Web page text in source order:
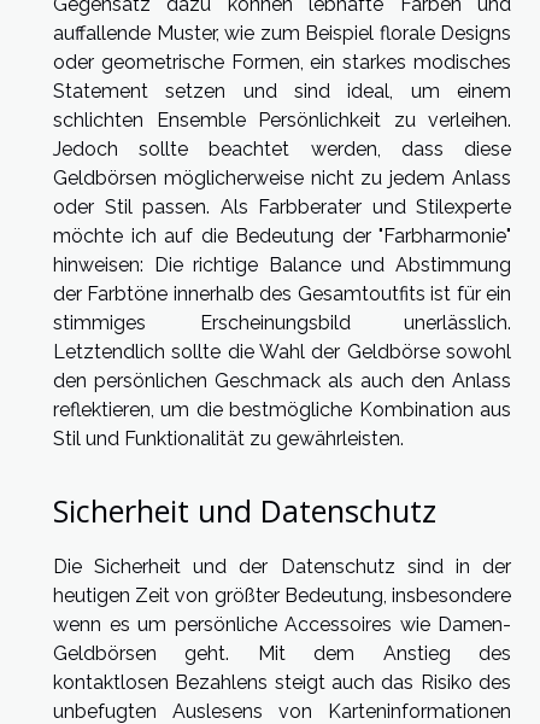
auffallende Muster, wie zum Beispiel florale Designs
oder geometrische Formen, ein starkes modisches
Statement setzen und sind ideal, um einem
schlichten Ensemble Persönlichkeit zu verleihen.
Jedoch sollte beachtet werden, dass diese
Geldbörsen möglicherweise nicht zu jedem Anlass
oder Stil passen. Als Farbberater und Stilexperte
möchte ich auf die Bedeutung der "Farbharmonie"
hinweisen: Die richtige Balance und Abstimmung
der Farbtöne innerhalb des Gesamtoutfits ist für ein
stimmiges Erscheinungsbild unerlässlich.
Letztendlich sollte die Wahl der Geldbörse sowohl
den persönlichen Geschmack als auch den Anlass
reflektieren, um die bestmögliche Kombination aus
Stil und Funktionalität zu gewährleisten.
Sicherheit und Datenschutz
Die Sicherheit und der Datenschutz sind in der
heutigen Zeit von größter Bedeutung, insbesondere
wenn es um persönliche Accessoires wie Damen-
Geldbörsen geht. Mit dem Anstieg des
kontaktlosen Bezahlens steigt auch das Risiko des
unbefugten Auslesens von Karteninformationen